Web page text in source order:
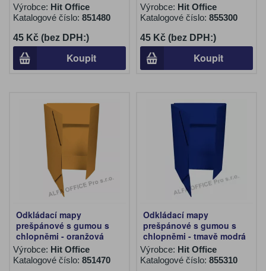
Výrobce: Hit Office
Katalogové číslo: 851480
45 Kč (bez DPH:)
Koupit
Výrobce: Hit Office
Katalogové číslo: 855300
45 Kč (bez DPH:)
Koupit
Odkládací mapy
prešpánové s gumou s
chlopněmi - oranžová
Výrobce: Hit Office
Katalogové číslo: 851470
Odkládací mapy
prešpánové s gumou s
chlopněmi - tmavě modrá
Výrobce: Hit Office
Katalogové číslo: 855310